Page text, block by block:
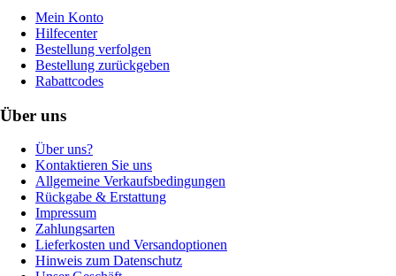
Mein Konto
Hilfecenter
Bestellung verfolgen
Bestellung zurückgeben
Rabattcodes
Über uns
Über uns?
Kontaktieren Sie uns
Allgemeine Verkaufsbedingungen
Rückgabe & Erstattung
Impressum
Zahlungsarten
Lieferkosten und Versandoptionen
Hinweis zum Datenschutz